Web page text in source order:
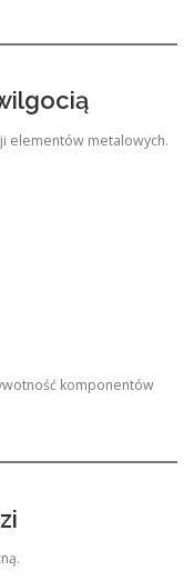
elementów metalowych.
komponentów